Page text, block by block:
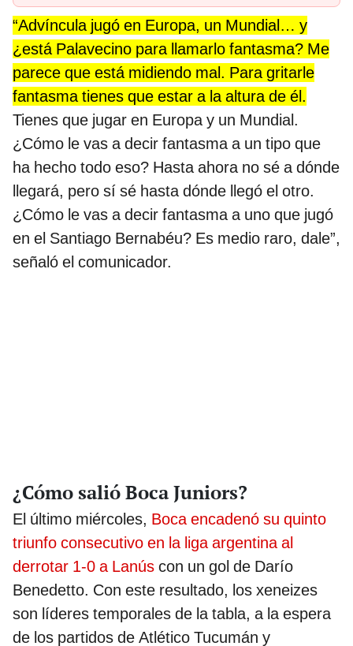
“Advíncula jugó en Europa, un Mundial… y
¿está Palavecino para llamarlo fantasma? Me
parece que está midiendo mal. Para gritarle
fantasma tienes que estar a la altura de él.
Tienes que jugar en Europa y un Mundial.
¿Cómo le vas a decir fantasma a un tipo que
ha hecho todo eso? Hasta ahora no sé a dónde
llegará, pero sí sé hasta dónde llegó el otro.
¿Cómo le vas a decir fantasma a uno que jugó
en el Santiago Bernabéu? Es medio raro, dale”,
señaló el comunicador.
¿Cómo salió Boca Juniors?
El último miércoles, Boca encadenó su quinto
triunfo consecutivo en la liga argentina al
derrotar 1-0 a Lanús con un gol de Darío
Benedetto. Con este resultado, los xeneizes
son líderes temporales de la tabla, a la espera
de los partidos de Atlético Tucumán y